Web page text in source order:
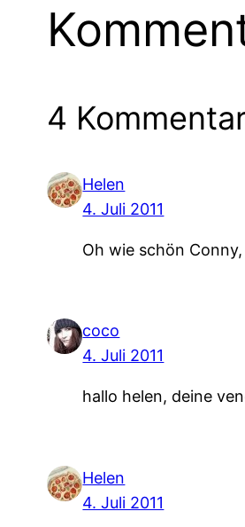
4
Helen
4. Juli 2011
Oh wie schön
coco
4. Juli 2011
hallo helen, deine
Helen
4. Juli 2011